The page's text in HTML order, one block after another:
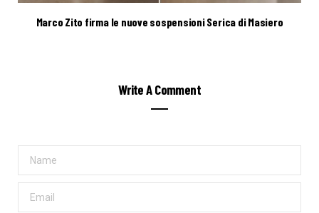
Marco Zito firma le nuove sospensioni Serica di Masiero
Write A Comment